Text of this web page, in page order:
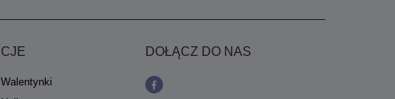
DOŁĄCZ DO NAS